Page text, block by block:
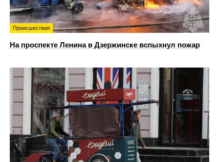
Происшествия
На проспекте Ленина в Дзержинске вспыхнул пожар